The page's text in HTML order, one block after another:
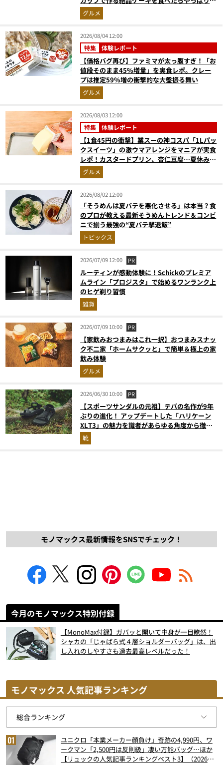
高にウマかった
グルメ
2026/08/04 12:00
特集 体験レポート
【価格バグ再び】ファミマが太っ腹すぎ！「お
値段そのまま45%増量」を実食レポ。クレー
プは推定59%増の衝撃的な大盤振る舞い
グルメ
2026/08/03 12:00
特集 体験レポート
【1食45円の衝撃】業スーの神コスパ「1Lパッ
クスイーツ」の激ウマアレンジをマニアが実食
レポ！カスタードプリン、杏仁豆腐…夏休みの
おやつに最強すぎた
グルメ
2026/08/02 12:00
「そうめんは夏バテを悪化させる」は本当？食
のプロが教える最新そうめんトレンド＆コンビ
ニで揃う最強の“夏バテ撃退飯”
トピックス
2026/07/09 12:00 PR
ルーティンが感動体験に！Schickのプレミア
ムライン「プロジスタ」で始めるワンランク上
のヒゲ剃り習慣
雑貨
2026/07/09 10:00 PR
【家飲みおつまみはこれ一択】おつまみスナッ
ク不二家「ホームサクッと」で簡単＆極上の家
飲み体験
グルメ
2026/06/30 10:00 PR
【スポーツサンダルの元祖】テバの名作が9年
ぶりの進化！ アップデートした「ハリケーン
XLT3」の魅力を識者があらゆる角度から徹底
解説！
靴
モノマックス最新情報をSNSでチェック！
今月のモノマックス特別付録
【MonoMax付録】ガバッと開いて中身が一目瞭然！
シャカの「じゃばら式４層ショルダーバッグ」は、出
し入れのしやすさも過去最高レベルだった！
モノマックス 人気記事ランキング
ユニクロ「本業メーカー顔負け」奇跡の4,990円、ワ
ークマン「2,500円は反則級」凄い万能バッグ…ほか
【リュックの人気記事ランキングベスト3】（2026年